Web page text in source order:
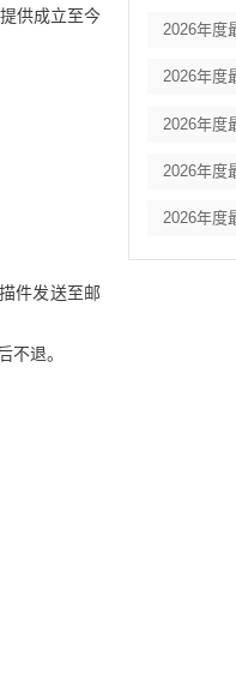
供成立至今
件发送至邮
不退。
2026年度
2026年度
2026年度
2026年度
2026年度